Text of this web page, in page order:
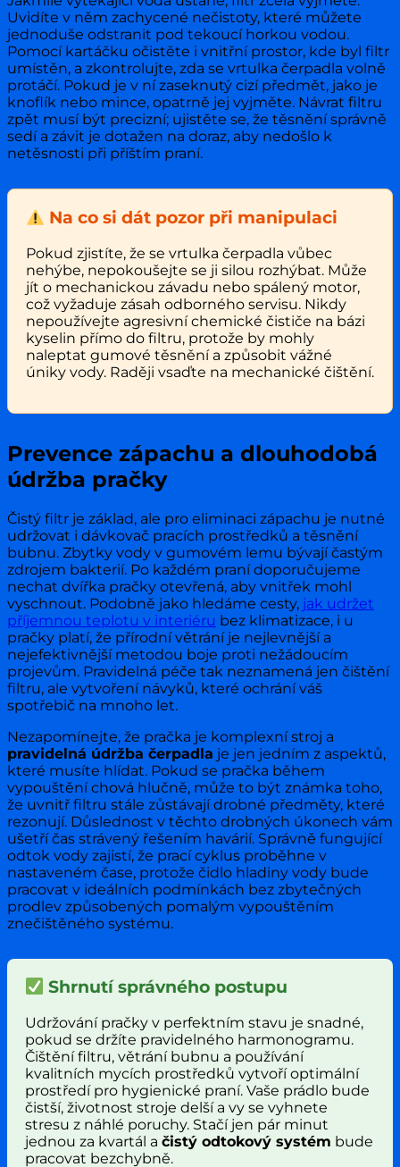
Uvidíte v něm zachycené nečistoty, které můžete
jednoduše odstranit pod tekoucí horkou vodou.
Pomocí kartáčku očistěte i vnitřní prostor, kde byl filtr
umístěn, a zkontrolujte, zda se vrtulka čerpadla volně
protáčí. Pokud je v ní zaseknutý cizí předmět, jako je
knoflík nebo mince, opatrně jej vyjměte. Návrat filtru
zpět musí být precizní; ujistěte se, že těsnění správně
sedí a závit je dotažen na doraz, aby nedošlo k
netěsnosti při příštím praní.
Na co si dát pozor při manipulaci
Pokud zjistíte, že se vrtulka čerpadla vůbec
nehýbe, nepokoušejte se ji silou rozhýbat. Může
jít o mechanickou závadu nebo spálený motor,
což vyžaduje zásah odborného servisu. Nikdy
nepoužívejte agresivní chemické čističe na bázi
kyselin přímo do filtru, protože by mohly
naleptat gumové těsnění a způsobit vážné
úniky vody. Raději vsaďte na mechanické čištění.
Prevence zápachu a dlouhodobá
údržba pračky
Čistý filtr je základ, ale pro eliminaci zápachu je nutné
udržovat i dávkovač pracích prostředků a těsnění
bubnu. Zbytky vody v gumovém lemu bývají častým
zdrojem bakterií. Po každém praní doporučujeme
nechat dvířka pračky otevřená, aby vnitřek mohl
vyschnout. Podobně jako hledáme cesty, jak udržet
příjemnou teplotu v interiéru bez klimatizace, i u
pračky platí, že přírodní větrání je nejlevnější a
nejefektivnější metodou boje proti nežádoucím
projevům. Pravidelná péče tak neznamená jen čištění
filtru, ale vytvoření návyků, které ochrání váš
spotřebič na mnoho let.
Nezapomínejte, že pračka je komplexní stroj a
pravidelná údržba čerpadla je jen jedním z aspektů,
které musíte hlídat. Pokud se pračka během
vypouštění chová hlučně, může to být známka toho,
že uvnitř filtru stále zůstávají drobné předměty, které
rezonují. Důslednost v těchto drobných úkonech vám
ušetří čas strávený řešením havárií. Správně fungující
odtok vody zajistí, že prací cyklus proběhne v
nastaveném čase, protože čidlo hladiny vody bude
pracovat v ideálních podmínkách bez zbytečných
prodlev způsobených pomalým vypouštěním
znečištěného systému.
Shrnutí správného postupu
Udržování pračky v perfektním stavu je snadné,
pokud se držíte pravidelného harmonogramu.
Čištění filtru, větrání bubnu a používání
kvalitních mycích prostředků vytvoří optimální
prostředí pro hygienické praní. Vaše prádlo bude
čistší, životnost stroje delší a vy se vyhnete
stresu z náhlé poruchy. Stačí jen pár minut
jednou za kvartál a čistý odtokový systém bude
pracovat bezchybně.